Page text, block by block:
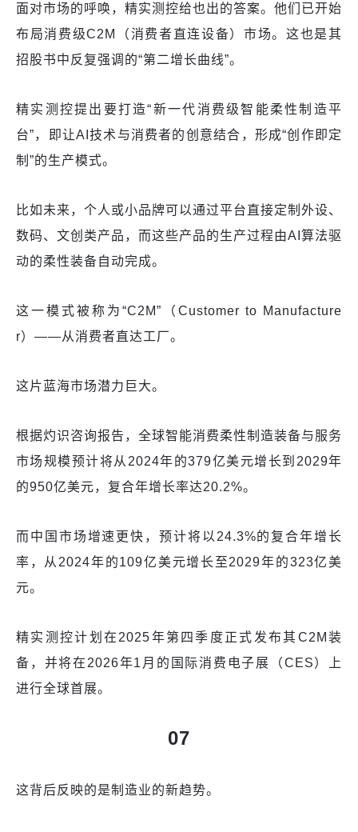
面对市场的呼唤，精实测控给也出的答案。他们已开始
布局消费级C2M（消费者直连设备）市场。这也是其
招股书中反复强调的“第二增长曲线”。
精实测控提出要打造“新一代消费级智能柔性制造平
台”，即让AI技术与消费者的创意结合，形成“创作即定
制”的生产模式。
比如未来，个人或小品牌可以通过平台直接定制外设、
数码、文创类产品，而这些产品的生产过程由AI算法驱
动的柔性装备自动完成。
这一模式被称为“C2M”（Customer to Manufacture
r）——从消费者直达工厂。
这片蓝海市场潜力巨大。
根据灼识咨询报告，全球智能消费柔性制造装备与服务
市场规模预计将从2024年的379亿美元增长到2029年
的950亿美元，复合年增长率达20.2%。
而中国市场增速更快，预计将以24.3%的复合年增长
率，从2024年的109亿美元增长至2029年的323亿美
元。
精实测控计划在2025年第四季度正式发布其C2M装
备，并将在2026年1月的国际消费电子展（CES）上
进行全球首展。
07
这背后反映的是制造业的新趋势。